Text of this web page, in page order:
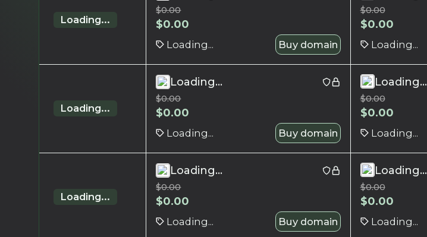
Loading...
$0.00
$0.00
Loading... Buy domain
$0.00
$0.00
Loading...
Loading...
Loading...
$0.00
$0.00
Loading... Buy domain
Loading...
$0.00
$0.00
Loading...
Loading...
Loading...
$0.00
$0.00
Loading... Buy domain
Loading...
$0.00
$0.00
Loading...